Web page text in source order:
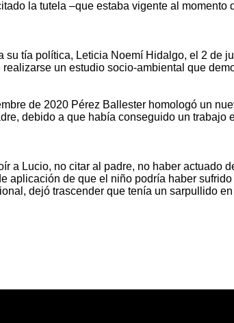
la tutela –que estaba vigente al momento
tía política, Leticia Noemí Hidalgo, el 2 de
un estudio socio-ambiental que
de 2020 Pérez Ballester homologó un
debido a que había conseguido un
a Lucio, no citar al padre, no haber actuado
aplicación de que el niño podría haber
dejó trascender que tenía un sarpullido